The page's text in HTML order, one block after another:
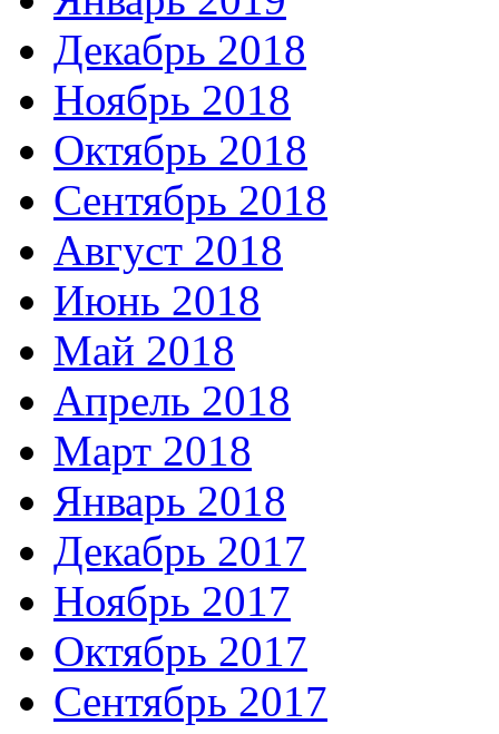
Декабрь 2018
Ноябрь 2018
Октябрь 2018
Сентябрь 2018
Август 2018
Июнь 2018
Май 2018
Апрель 2018
Март 2018
Январь 2018
Декабрь 2017
Ноябрь 2017
Октябрь 2017
Сентябрь 2017